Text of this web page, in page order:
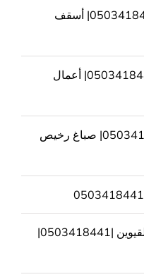
تركيب فورسيلنج في العين |0503418441| أسقف
تركيب عشب صناعي العين |0503418441| أعمال
شركة صبغ في الشارقة |0503418441| صباغ رخيص
تكسير وترميم حمامات في ام القيوين |0503418441|